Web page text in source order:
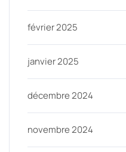
février 2025
janvier 2025
décembre 2024
novembre 2024